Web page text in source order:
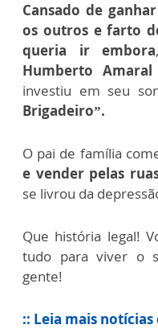
Cansado de
os outros e farto
queria ir embora
Humberto Amaral
investiu em seu
Brigadeiro”.
O pai de família
e vender pelas
se livrou da
Que história legal!
tudo para viver o
gente!
:: Leia mais notícias